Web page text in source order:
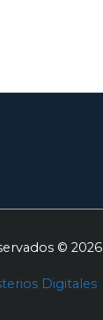
© 2026
Digitales